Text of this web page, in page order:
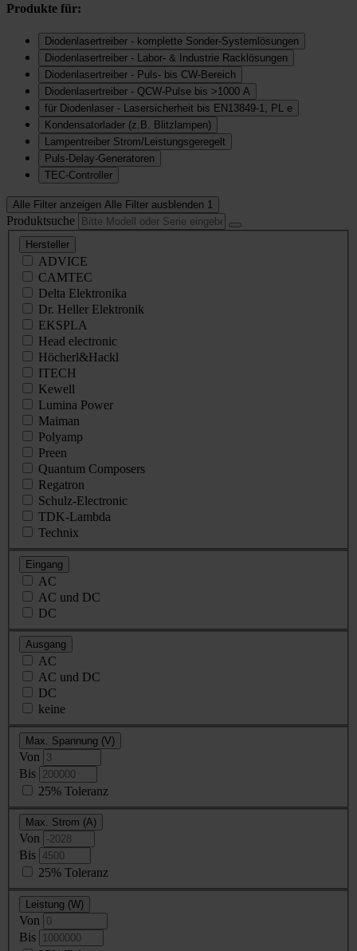
Produkte für:
Diodenlasertreiber - komplette Sonder-Systemlösungen
Diodenlasertreiber - Labor- & Industrie Racklösungen
Diodenlasertreiber - Puls- bis CW-Bereich
Diodenlasertreiber - QCW-Pulse bis >1000 A
für Diodenlaser - Lasersicherheit bis EN13849-1, PL e
Kondensatorlader (z.B. Blitzlampen)
Lampentreiber Strom/Leistungsgeregelt
Puls-Delay-Generatoren
TEC-Controller
Alle Filter anzeigen Alle Filter ausblenden 1
Produktsuche
Hersteller
ADVICE
CAMTEC
Delta Elektronika
Dr. Heller Elektronik
EKSPLA
Head electronic
Höcherl&Hackl
ITECH
Kewell
Lumina Power
Maiman
Polyamp
Preen
Quantum Composers
Regatron
Schulz-Electronic
TDK-Lambda
Technix
Eingang
AC
AC und DC
DC
Ausgang
AC
AC und DC
DC
keine
Max. Spannung (V)
Von
Bis
25% Toleranz
Max. Strom (A)
Von
Bis
25% Toleranz
Leistung (W)
Von
Bis